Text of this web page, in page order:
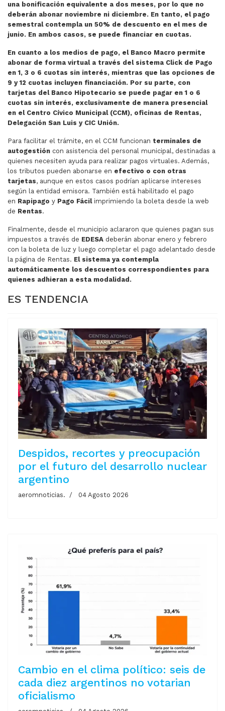
una bonificación equivalente a dos meses, por lo que no
deberán abonar noviembre ni diciembre. En tanto, el pago
semestral contempla un 50% de descuento en el mes de
junio. En ambos casos, se puede financiar en cuotas.
En cuanto a los medios de pago, el Banco Macro permite
abonar de forma virtual a través del sistema Click de Pago
en 1, 3 o 6 cuotas sin interés, mientras que las opciones de
9 y 12 cuotas incluyen financiación. Por su parte, con
tarjetas del Banco Hipotecario se puede pagar en 1 o 6
cuotas sin interés, exclusivamente de manera presencial
en el Centro Cívico Municipal (CCM), oficinas de Rentas,
Delegación San Luis y CIC Unión.
Para facilitar el trámite, en el CCM funcionan terminales de
autogestión con asistencia del personal municipal, destinadas a
quienes necesiten ayuda para realizar pagos virtuales. Además,
los tributos pueden abonarse en efectivo o con otras
tarjetas, aunque en estos casos podrían aplicarse intereses
según la entidad emisora. También está habilitado el pago
en Rapipago y Pago Fácil imprimiendo la boleta desde la web
de Rentas.
Finalmente, desde el municipio aclararon que quienes pagan sus
impuestos a través de EDESA deberán abonar enero y febrero
con la boleta de luz y luego completar el pago adelantado desde
la página de Rentas. El sistema ya contempla
automáticamente los descuentos correspondientes para
quienes adhieran a esta modalidad.
ES TENDENCIA
Despidos, recortes y preocupación
por el futuro del desarrollo nuclear
argentino
aeromnoticias. 04 Agosto 2026
Cambio en el clima político: seis de
cada diez argentinos no votarian
oficialismo